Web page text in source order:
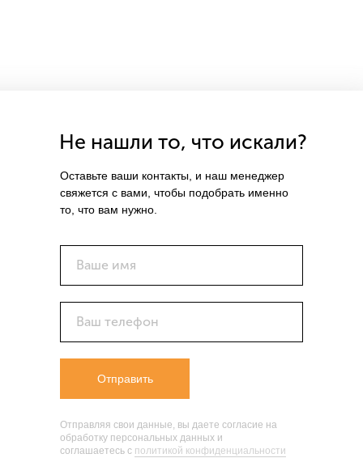
Ваше имя
Ваш телефон
Отправить
Не нашли то, что искали?
Оставьте ваши контакты, и наш менеджер
свяжется с вами, чтобы подобрать именно
то, что вам нужно.
Отправляя свои данные, вы даете согласие на
обработку персональных данных и
соглашаетесь c политикой конфиденциальности